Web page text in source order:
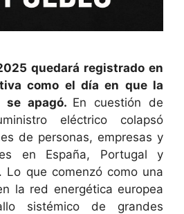
quedará registrado en
como el día en que la
se apagó. En cuestión de
eléctrico colapsó
de personas, empresas y
en España, Portugal y
Lo que comenzó como una
la red energética europea
sistémico de grandes